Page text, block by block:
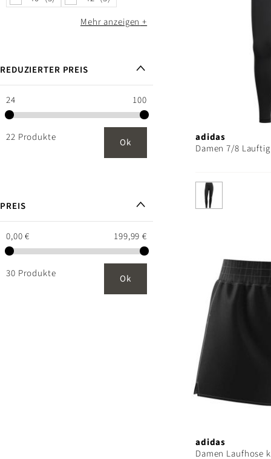
adidas
Damen 7/8
adidas
Damen Laufhose
Mehr anzeigen
REDUZIERTER PREIS
24 100
22 Produkte Ok
PREIS
0,00 € 199,99 €
30 Produkte Ok